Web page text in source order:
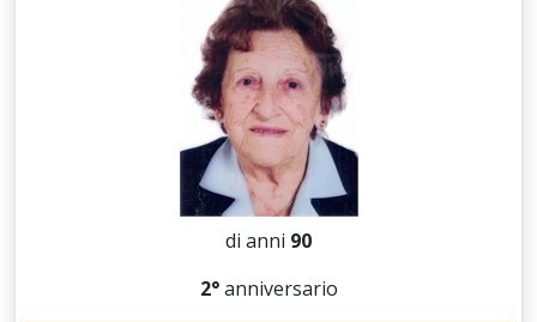
di anni 90
2°anniversario